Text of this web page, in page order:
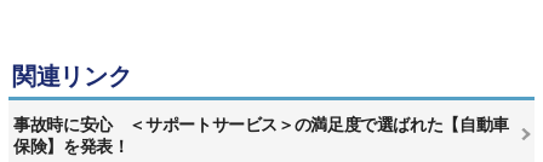
関連リンク
事故時に安心 ＜サポートサービス＞の満足度で選ばれた【自動車
保険】を発表！